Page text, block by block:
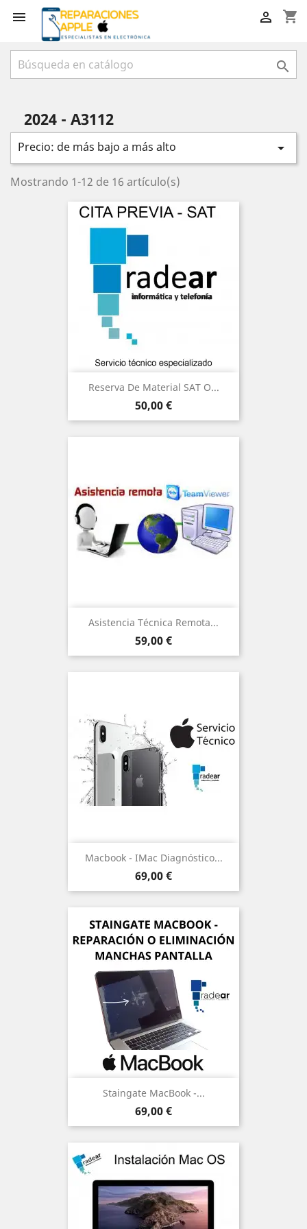
 shopping_cart


2024 - A3112
Precio: de más bajo a más alto 
Mostrando 1-12 de 16 artículo(s)
Reserva De Material SAT O...
Precio
50,00 €
Asistencia Técnica Remota...
Precio
59,00 €
Macbook - IMac Diagnóstico...
Precio
69,00 €
Staingate MacBook -...
Precio
69,00 €